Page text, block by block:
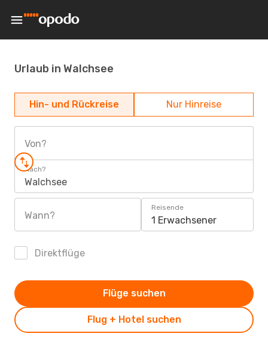
Urlaub in Walchsee
Hin- und Rückreise Nur Hinreise
Von?
Nach?
Walchsee
Wann?
Reisende
1 Erwachsener
Direktflüge
Flug + Hotel suchen
Flüge suchen